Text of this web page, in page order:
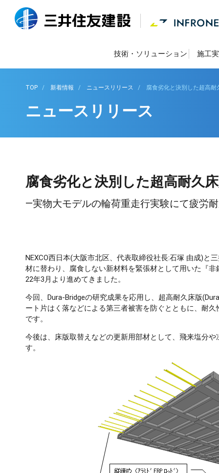
技術・ソリューション 施工
TOP 新着情報 ニュースリリース 腐食劣化と決別した超高耐
ニュースリリース
腐食劣化と決別した超高耐久
―実物大モデルの輪荷重走行実験にて疲労
NEXCO西日本(大阪市北区、代表取締役社長:石塚 由成)と
材に替わり、腐食しない新材料を緊張材として用いた『
22年3月より進めてきました。
今回、Dura-Bridgeの研究成果を応用し、超高耐久床版
ート片はく落などによる第三者被害を防ぐとともに、耐
です。
今後は、床版取替えなどの更新用部材として、飛来塩分
す。